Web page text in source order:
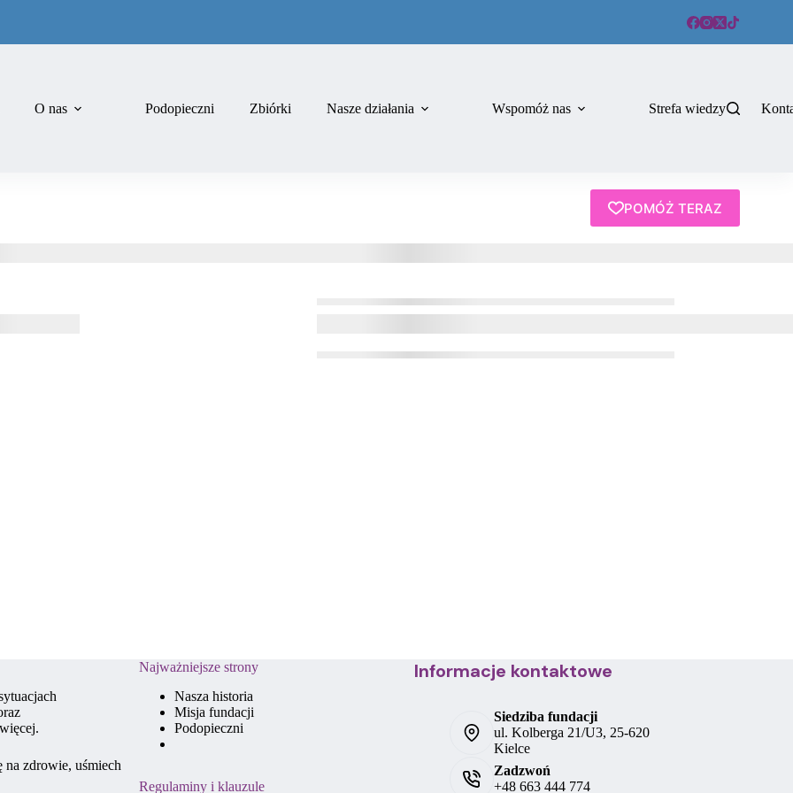
O nas Podopieczni Zbiórki Nasze działania Wspomóż nas Strefa wiedzy
POMÓŻ TERAZ
na zdrowie, uśmiech
Najważniejsze strony
Nasza historia
Misja fundacji
Podopieczni
Regulaminy i klauzule
Informacje kontaktowe
Siedziba fundacji
ul. Kolberga 21/U3, 25-620
Kielce
Zadzwoń
+48 663 444 774